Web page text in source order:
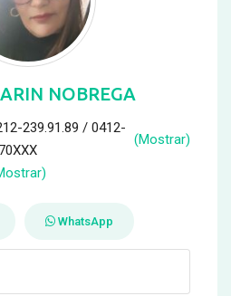
NOBREGA
239.91.89 / 0412-
(Mostrar)
WhatsApp